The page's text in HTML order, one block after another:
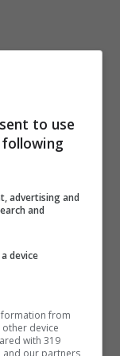
to use
advertising and
and
device
from
device
with 319
and our partners